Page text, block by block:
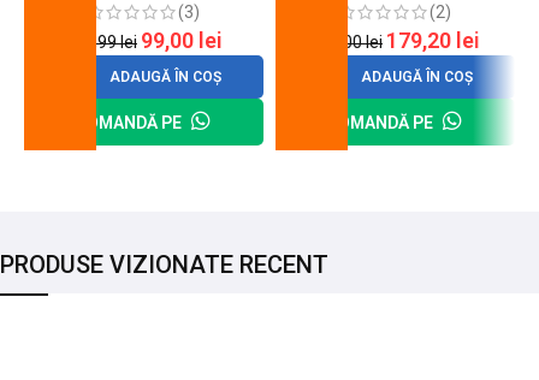
(3)
120,99lei 99,00 lei
ADAUGĂ ÎN COȘ
COMANDĂ PE
(2)
200,00lei 179,20 lei
ADAUGĂ ÎN COȘ
COMANDĂ PE
PRODUSE VIZIONATE RECENT